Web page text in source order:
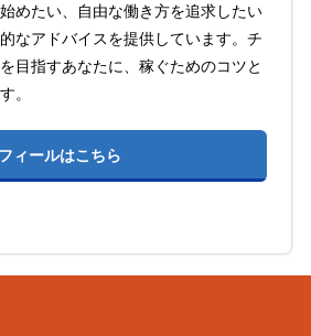
めたい、自由な働き方を追求したい
なアドバイスを提供しています。チ
目指すあなたに、稼ぐためのコツと
。
ィールはこちら